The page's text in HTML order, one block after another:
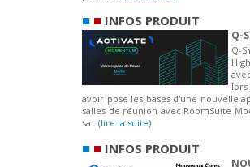
■ ■ INFOS PRODUIT
Q-
Q-
avoir posé les bases d'une nouvelle
salles de réunion avec RoomSuite
sa...(lire la suite)
■ ■ INFOS PRODUIT